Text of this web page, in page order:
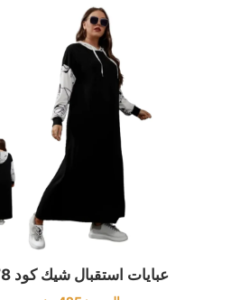
عبايات استقبال شيك كود 778